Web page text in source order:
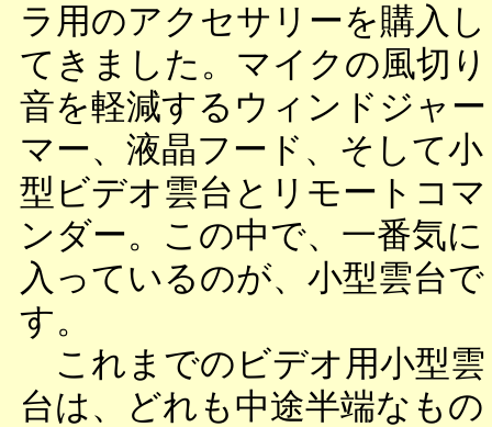
ラ用のアクセサリーを購入し
てきました。マイクの風切り
音を軽減するウィンドジャー
マー、液晶フード、そして小
型ビデオ雲台とリモートコマ
ンダー。この中で、一番気に
入っているのが、小型雲台で
す。
これまでのビデオ用小型雲
台は、どれも中途半端なもの